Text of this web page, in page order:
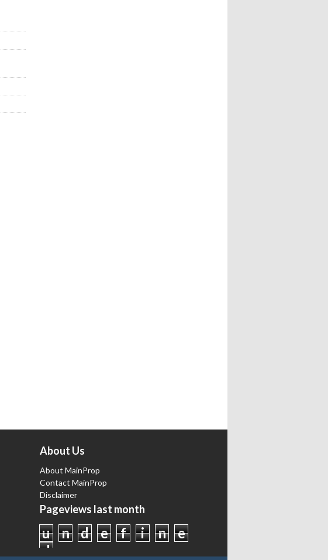
About Us
About MainProp
Contact MainProp
Disclaimer
Pageviews last month
u n d e f i n
e
d